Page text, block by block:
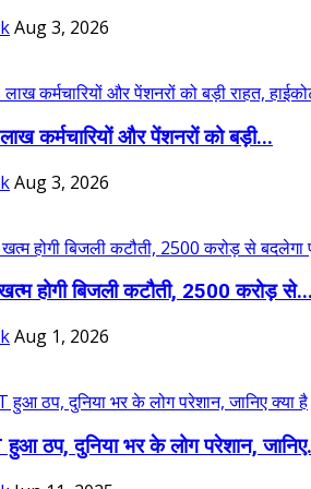
Aug 3, 2026
कर्मचारियों और पेंशनरों को बड़ी...
Aug 3, 2026
होगी बिजली कटौती, 2500 करोड़
Aug 1, 2026
ठप, दुनिया भर के लोग परेशान,